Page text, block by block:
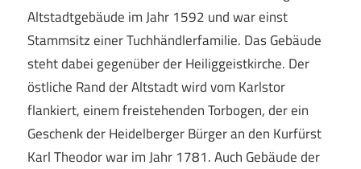
Altstadtgebäude im Jahr 1592 und war einst
Stammsitz einer Tuchhändlerfamilie. Das Gebäude
steht dabei gegenüber der Heiliggeistkirche. Der
östliche Rand der Altstadt wird vom Karlstor
flankiert, einem freistehenden Torbogen, der ein
Geschenk der Heidelberger Bürger an den Kurfürst
Karl Theodor war im Jahr 1781. Auch Gebäude der